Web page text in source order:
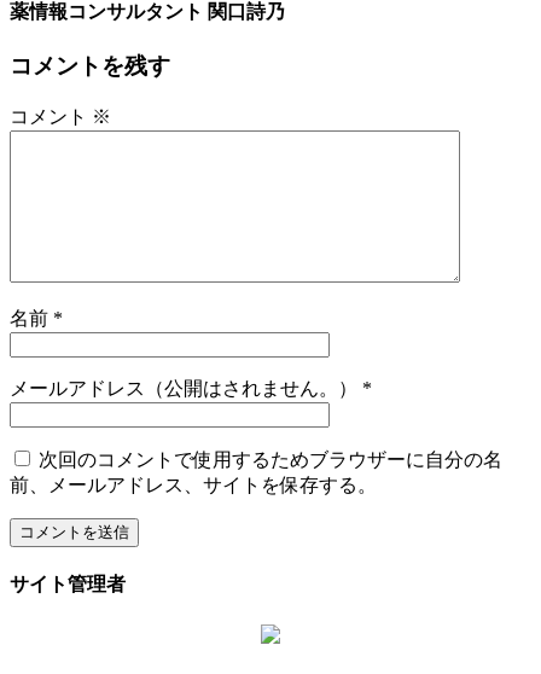
薬情報コンサルタント 関口詩乃
コメントを残す
コメント ※
名前 *
メールアドレス（公開はされません。） *
次回のコメントで使用するためブラウザーに自分の名
前、メールアドレス、サイトを保存する。
サイト管理者